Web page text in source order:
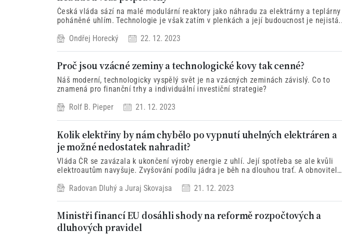
Česká vláda sází na malé modulární reaktory jako náhradu za elektrárny a teplárny
poháněné uhlím. Technologie je však zatím v plenkách a její budoucnost je nejistá. I
slibovaného termínu v roce 2033.
Ondřej Horecký 22. 12. 2023
Proč jsou vzácné zeminy a technologické kovy tak cenné?
Náš moderní, technologicky vyspělý svět je na vzácných zeminách závislý. Co to
znamená pro finanční trhy a individuální investiční strategie?
Rolf B. Pieper 21. 12. 2023
Kolik elektřiny by nám chybělo po vypnutí uhelných elektráren a
je možné nedostatek nahradit?
Vláda ČR se zavázala k ukončení výroby energie z uhlí. Její spotřeba se ale kvůli
elektroautům navyšuje. Zvyšování podílu jádra je běh na dlouhou trať. A obnovitelné
Radovan Dluhý a Juraj Skovajsa 21. 12. 2023
Ministři financí EU dosáhli shody na reformě rozpočtových a
dluhových pravidel